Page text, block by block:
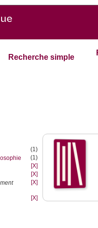
Recherche simple
(1)
(1)
[X]
[X]
[X]
[X]